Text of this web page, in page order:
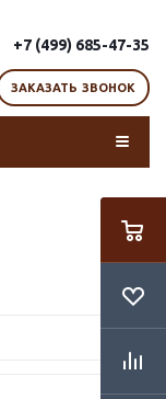
+7 (499) 685-47-35
ЗАКАЗАТЬ ЗВОНОК